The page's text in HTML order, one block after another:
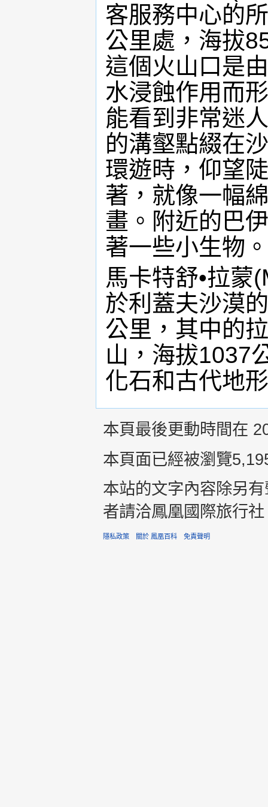
客服務中心的
公里處，海拔
這個火山口是
水浸蝕作用而
能看到非常迷
的溝壑點綴在
環遊時，仰望
著，就像一幅
畫。附近的巴
著一些小生物。
馬卡特舒•拉蒙
於利蓋夫沙漠
公里，其中的
山，海拔1037
化石和古代地
本頁最後更動時間在
本頁面已經被瀏覽
本站的文字內容除另
者請洽鳳凰國際旅行
隱私政策 關於 鳳凰百科 免責聲明